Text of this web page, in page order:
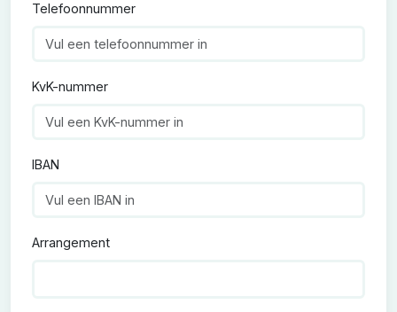
Telefoonnummer
KvK-nummer
IBAN
Arrangement